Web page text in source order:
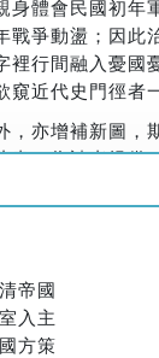
身體會民國初年
戰爭動盪；因此
裡行間融入憂國
近代史門徑者
，亦增補新圖，
書，為讀者提供
參詳之效。
帝國
入主
方策